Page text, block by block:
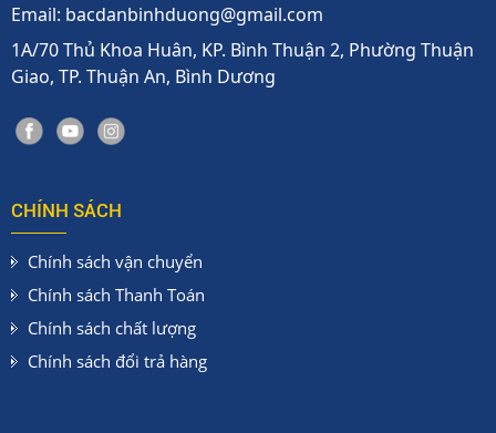
Email: bacdanbinhduong@gmail.com
1A/70 Thủ Khoa Huân, KP. Bình Thuận 2, Phường Thuận
Giao, TP. Thuận An, Bình Dương
CHÍNH SÁCH
Chính sách vận chuyển
Chính sách Thanh Toán
Chính sách chất lượng
Chính sách đổi trả hàng